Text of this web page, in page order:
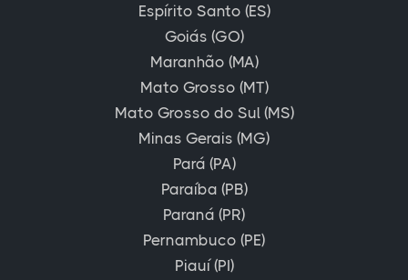
Espírito Santo (ES)
Goiás (GO)
Maranhão (MA)
Mato Grosso (MT)
Mato Grosso do Sul (MS)
Minas Gerais (MG)
Pará (PA)
Paraíba (PB)
Paraná (PR)
Pernambuco (PE)
Piauí (PI)